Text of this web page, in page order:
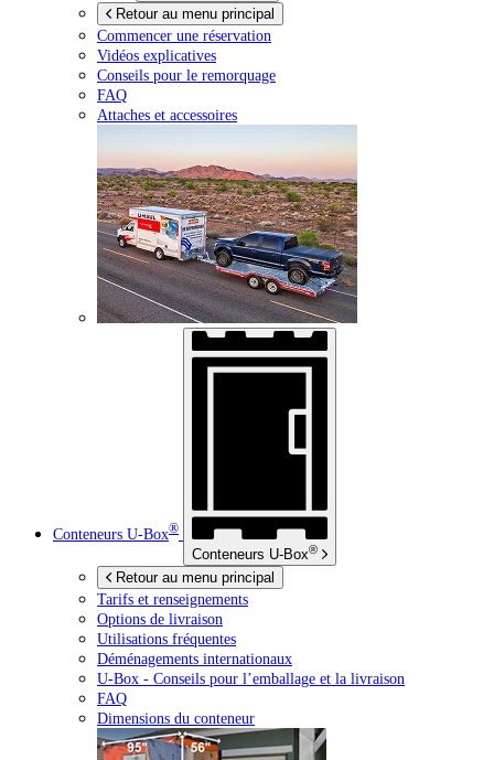
Retour au menu principal
Commencer une réservation
Vidéos explicatives
Conseils pour le remorquage
FAQ
Attaches et accessoires
Conteneurs U-Box®
Conteneurs U-Box®
Retour au menu principal
Tarifs et renseignements
Options de livraison
Utilisations fréquentes
Déménagements internationaux
U-Box - Conseils pour l’emballage et la livraison
FAQ
Dimensions du conteneur